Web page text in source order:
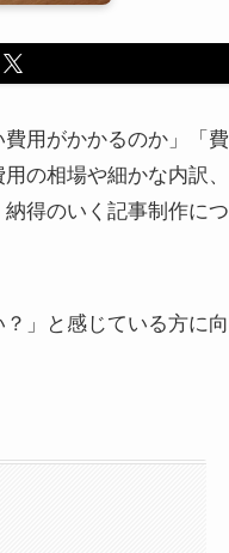
用がかかるのか」「費
の相場や細かな内訳、
得のいく記事制作につ
」と感じている方に向